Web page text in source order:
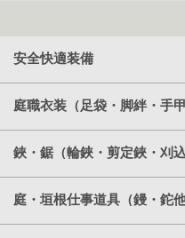
安全快適装備
庭職衣装（足袋・脚絆・手
鋏・鋸（輪鋏・剪定鋏・刈
庭・垣根仕事道具（鏝・鉈他